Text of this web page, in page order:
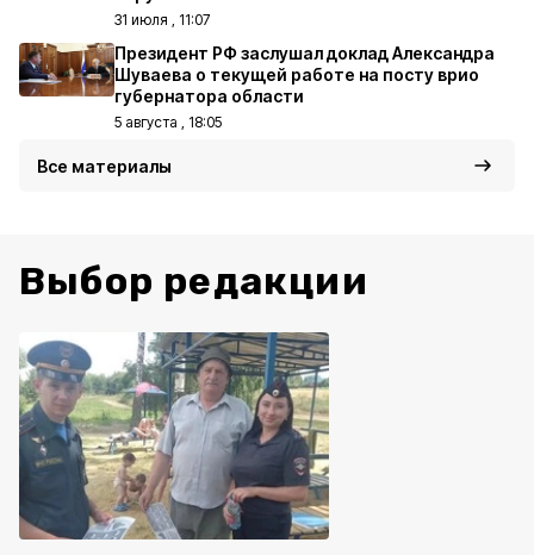
31 июля , 11:07
Президент РФ заслушал доклад Александра
Шуваева о текущей работе на посту врио
губернатора области
5 августа , 18:05
Все материалы
Выбор редакции